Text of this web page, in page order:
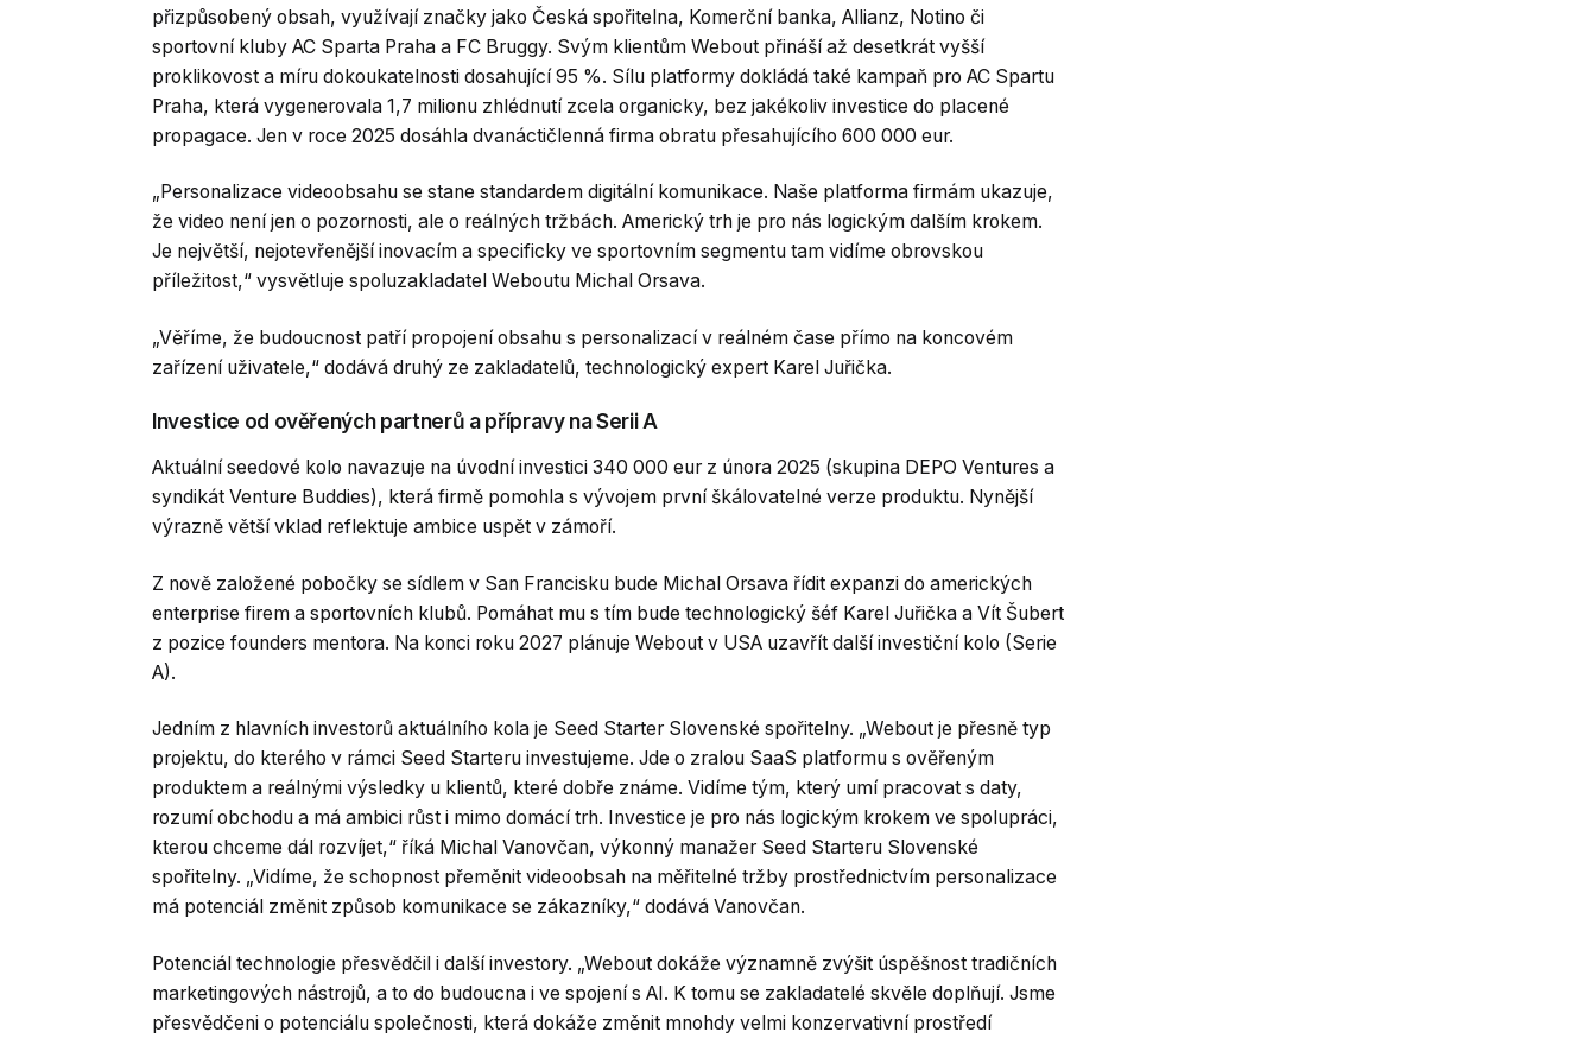
přizpůsobený obsah, využívají značky jako Česká spořitelna, Komerční banka, Allianz, Notino či
sportovní kluby AC Sparta Praha a FC Bruggy. Svým klientům Webout přináší až desetkrát vyšší
proklikovost a míru dokoukatelnosti dosahující 95 %. Sílu platformy dokládá také kampaň pro AC Spartu
Praha, která vygenerovala 1,7 milionu zhlédnutí zcela organicky, bez jakékoliv investice do placené
propagace. Jen v roce 2025 dosáhla dvanáctičlenná firma obratu přesahujícího 600 000 eur.
„Personalizace videoobsahu se stane standardem digitální komunikace. Naše platforma firmám ukazuje,
že video není jen o pozornosti, ale o reálných tržbách. Americký trh je pro nás logickým dalším krokem.
Je největší, nejotevřenější inovacím a specificky ve sportovním segmentu tam vidíme obrovskou
příležitost,“ vysvětluje spoluzakladatel Weboutu Michal Orsava.
„Věříme, že budoucnost patří propojení obsahu s personalizací v reálném čase přímo na koncovém
zařízení uživatele,“ dodává druhý ze zakladatelů, technologický expert Karel Juřička.
Investice od ověřených partnerů a přípravy na Serii A
Aktuální seedové kolo navazuje na úvodní investici 340 000 eur z února 2025 (skupina DEPO Ventures a
syndikát Venture Buddies), která firmě pomohla s vývojem první škálovatelné verze produktu. Nynější
výrazně větší vklad reflektuje ambice uspět v zámoří.
Z nově založené pobočky se sídlem v San Francisku bude Michal Orsava řídit expanzi do amerických
enterprise firem a sportovních klubů. Pomáhat mu s tím bude technologický šéf Karel Juřička a Vít Šubert
z pozice founders mentora. Na konci roku 2027 plánuje Webout v USA uzavřít další investiční kolo (Serie
A).
Jedním z hlavních investorů aktuálního kola je Seed Starter Slovenské spořitelny. „Webout je přesně typ
projektu, do kterého v rámci Seed Starteru investujeme. Jde o zralou SaaS platformu s ověřeným
produktem a reálnými výsledky u klientů, které dobře známe. Vidíme tým, který umí pracovat s daty,
rozumí obchodu a má ambici růst i mimo domácí trh. Investice je pro nás logickým krokem ve spolupráci,
kterou chceme dál rozvíjet,“ říká Michal Vanovčan, výkonný manažer Seed Starteru Slovenské
spořitelny. „Vidíme, že schopnost přeměnit videoobsah na měřitelné tržby prostřednictvím personalizace
má potenciál změnit způsob komunikace se zákazníky,“ dodává Vanovčan.
Potenciál technologie přesvědčil i další investory. „Webout dokáže významně zvýšit úspěšnost tradičních
marketingových nástrojů, a to do budoucna i ve spojení s AI. K tomu se zakladatelé skvěle doplňují. Jsme
přesvědčeni o potenciálu společnosti, která dokáže změnit mnohdy velmi konzervativní prostředí